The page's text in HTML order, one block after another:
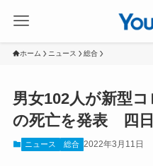
ホーム ニュース 総合
男女102人が新型
の死亡を発表 四
ニュース 総合 2022年3月11日